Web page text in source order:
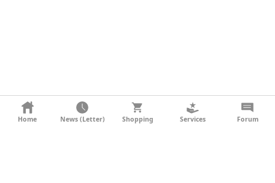
KONTAKT
Home News (Letter) Shopping Services Forum